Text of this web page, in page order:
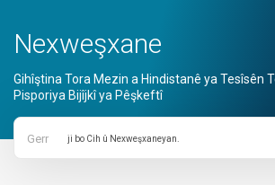
Nexweşxane
Gihîştina Tora Mezin a Hindistanê ya Tesîsên
Pisporiya Bijîjkî ya Pêşkeftî
Gerr